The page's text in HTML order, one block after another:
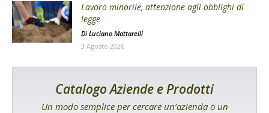
Lavoro minorile, attenzione agli obblighi di
legge
Di Luciano Mattarelli
3 Agosto 2026
Catalogo Aziende e Prodotti
Un modo semplice per cercare un’azienda o un